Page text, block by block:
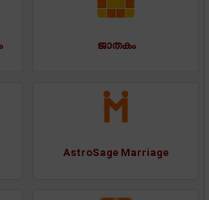
ജാതകം
AstroSage Marriage